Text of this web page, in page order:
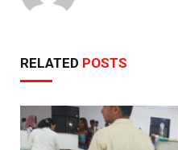
RELATED POSTS